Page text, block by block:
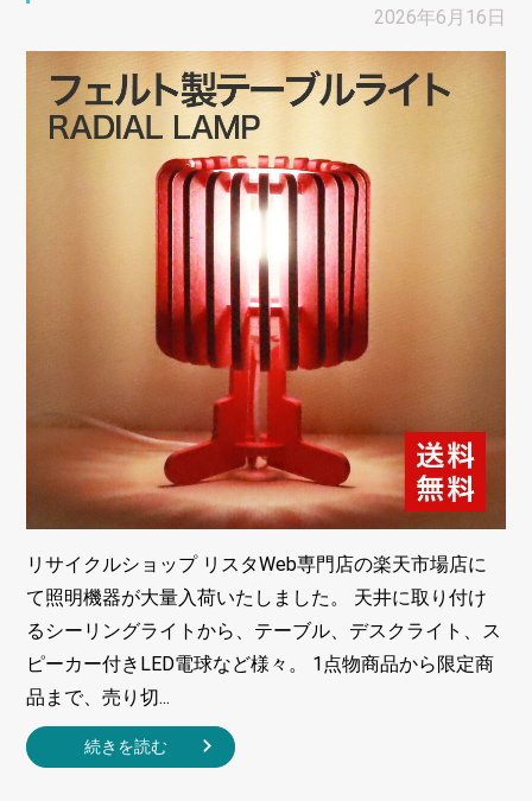
2026年6月16日
リサイクルショップ リスタWeb専門店の楽天市場店に
て照明機器が大量入荷いたしました。 天井に取り付け
るシーリングライトから、テーブル、デスクライト、ス
ピーカー付きLED電球など様々。 1点物商品から限定商
品まで、売り切...
続きを読む